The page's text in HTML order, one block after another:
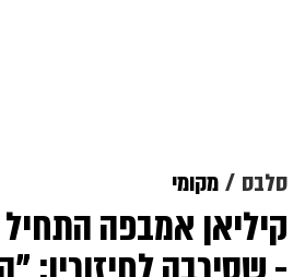
סלבס מקומי
קיליאן אמבפה